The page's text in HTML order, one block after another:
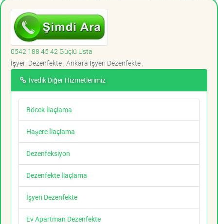
0542 188 45 42 Güçlü Usta
İşyeri Dezenfekte , Ankara İşyeri Dezenfekte ,
İvedik Diğer Hizmetlerimiz
Böcek İlaçlama
Haşere İlaçlama
Dezenfeksiyon
Dezenfekte İlaçlama
İşyeri Dezenfekte
Ev Apartman Dezenfekte